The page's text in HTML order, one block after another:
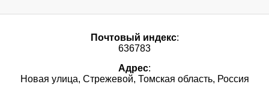
Почтовый индекс:
636783
Адрес:
Новая улица, Стрежевой, Томская область, Россия